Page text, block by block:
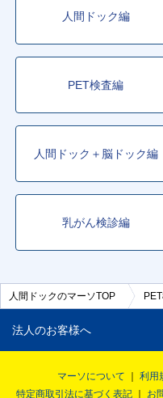
人間ドック編
PET検査編
人間ドック＋脳ドック編
乳がん検診編
人間ドックのマーソTOP
法人のお客様へ
マーソについて 利用
特定商取引法に基づく表記
お